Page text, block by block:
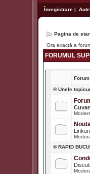
Înregistrare |
Pagina de
Ora exactă a
FORUMUL
Forum
® Unele
® RAPID